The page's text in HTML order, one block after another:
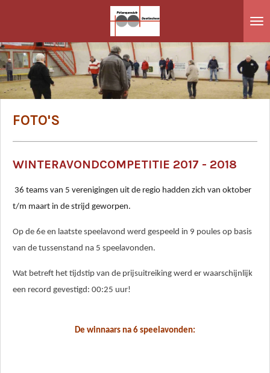
naar
de
hoofdinhoud
FOTO'S
WINTERAVONDCOMPETITIE 2017 - 2018
36 teams van 5 verenigingen uit de regio hadden zich van oktober
t/m maart in de strijd geworpen.
Op de 6e en laatste speelavond werd gespeeld in 9 poules op basis
van de tussenstand na 5 speelavonden.
Wat betreft het tijdstip van de prijsuitreiking werd er waarschijnlijk
een record gevestigd: 00:25 uur!
De winnaars na 6 speelavonden: